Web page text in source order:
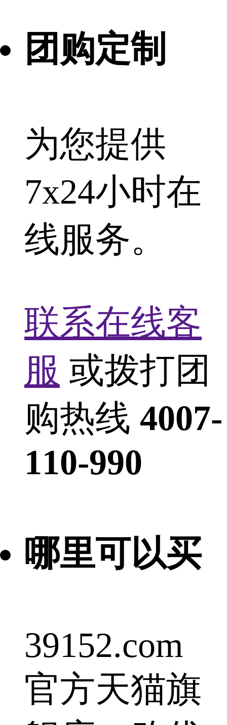
团购定制
为您提供
7x24小时在
线服务。
联系在线客
服 或拨打团
购热线 4007-
110-990
哪里可以买
39152.com
官方天猫旗